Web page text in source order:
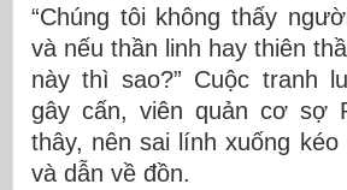
“Chúng tôi không thấy
và nếu thần linh hay thiên
này thì sao?” Cuộc tranh
gây cấn, viên quản cơ sợ
thây, nên sai lính xuống
và dẫn về đồn.